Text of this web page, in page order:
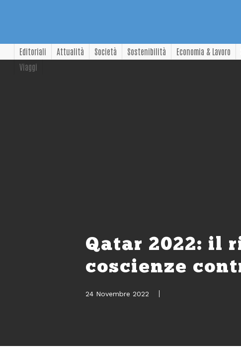
Editoriali Attualità Società Sostenibilità Economia & Lavoro
Viaggi
Qatar 2022: il
coscienze
24 Novembre 2022